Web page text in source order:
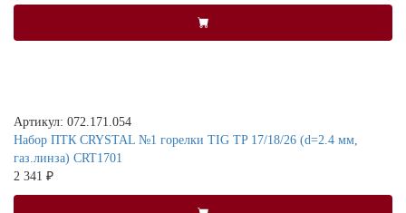
Артикул: 072.171.054
Набор ПТК CRYSTAL №1 горелки TIG TP 17/18/26 (d=2.4 мм,
газ.линза) CRT1701
2 341 ₽